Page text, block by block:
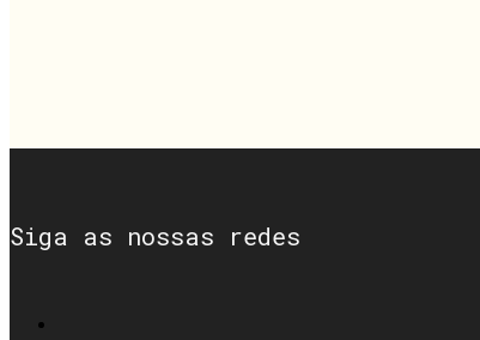
Siga as nossas redes